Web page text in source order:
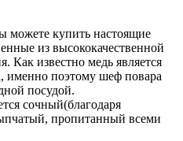
можете купить настоящие
из высококачественной
Как известно медь является
именно поэтому шеф повара
посудой.
сочный(благодаря
пропитанный всеми